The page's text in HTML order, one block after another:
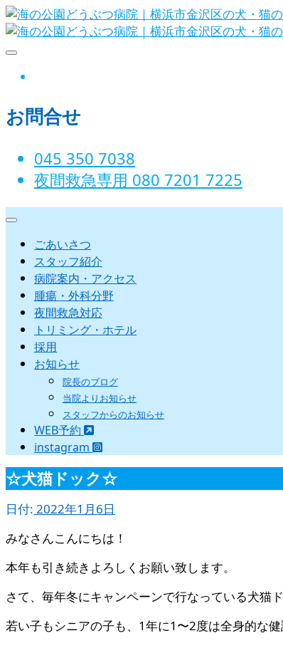
Skip
to
お問合せ
045 350 7038‬
夜間救急専用 080 7201 7225‬
ごあいさつ
スタッフ紹介
病院案内・アクセス
腫瘍・外科分野
夜間救急対応
トリミング・ホテル
採用
お知らせ
院長のブログ
当院よりお知らせ
スタッフからのお知らせ
WEB予約
instagram
☆犬猫ドック☆
日付: 2022年1月6日
みなさんこんにちは！
本年も引き続きよろしくお願い致します。
さて、毎年冬にキャンペーンで行なっている犬猫
若い子もシニアの子も、1年に1〜2度は全身的な